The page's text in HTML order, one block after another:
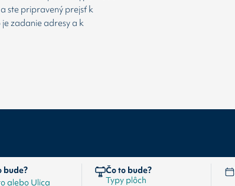
ste pripravený prejsť k
zadanie adresy a k
bude? Čo to bude?